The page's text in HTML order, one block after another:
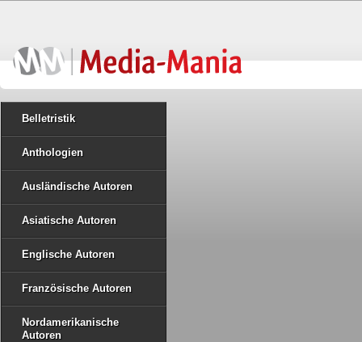
Belletristik
Anthologien
Ausländische Autoren
Asiatische Autoren
Englische Autoren
Französische Autoren
Nordamerikanische
Autoren